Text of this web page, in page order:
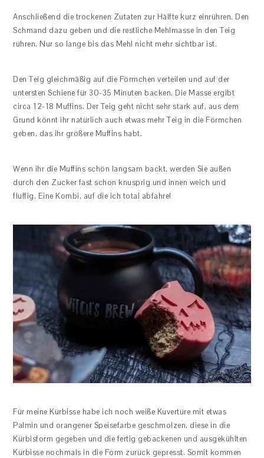
Anschließend die trockenen Zutaten zur Hälfte kurz einrühren. Den
Schmand dazu geben und die restliche Mehlmasse in den Teig
rühren. Nur so lange bis das Mehl nicht mehr sichtbar ist.
Den Teig gleichmäßig auf die Förmchen verteilen und auf der
untersten Schiene für 30-35 Minuten backen. Die Masse ergibt
circa 12-18 Muffins. Der Teig geht nicht sehr stark auf, aus dem
Grund könnt ihr natürlich auch etwas mehr Teig in die Förmchen
geben, das ihr größere Muffins habt.
Wenn ihr die Muffins schön langsam backt, werden Sie außen
durch den Zucker fast schon knusprig und innen weich und
fluffig. Eine Kombi, auf die ich total abfahre!
Für meine Kürbisse habe ich noch weiße Kuvertüre mit etwas
Palmin und orangener Speisefarbe geschmolzen, diese in die
Kürbisform gegeben und die fertig gebackenen und ausgekühlten
Kürbisse nochmals in die Form zurück gepresst. Somit kommen